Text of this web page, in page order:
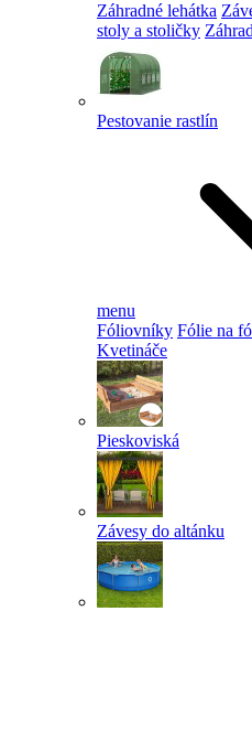
Záhradné lehátka
stoly a stoličky
Pestovanie rastlín
menu
Fóliovníky Fólie na
Kvetináče
Pieskoviská
Závesy do altánku